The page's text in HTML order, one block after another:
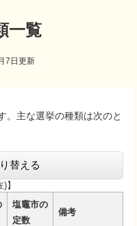
一覧
7日更新
。主な選挙の種類は次のと
替える
】
塩竈市の
定数
備考